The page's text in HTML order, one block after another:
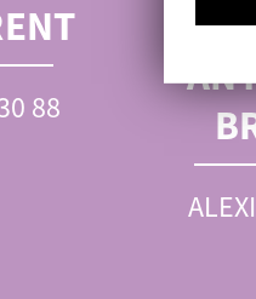
88